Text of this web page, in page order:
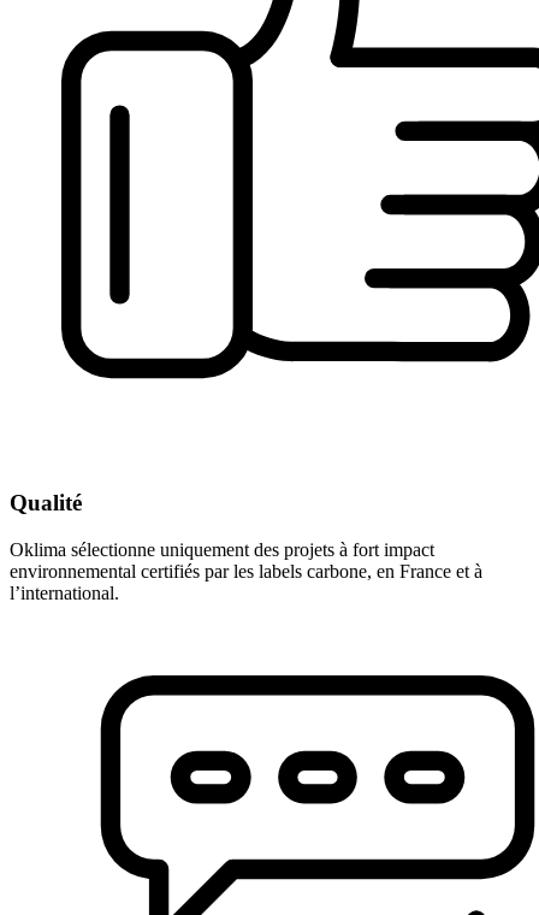
Qualité
Oklima sélectionne uniquement des projets à fort impact
environnemental certifiés par les labels carbone, en France et à
l’international.